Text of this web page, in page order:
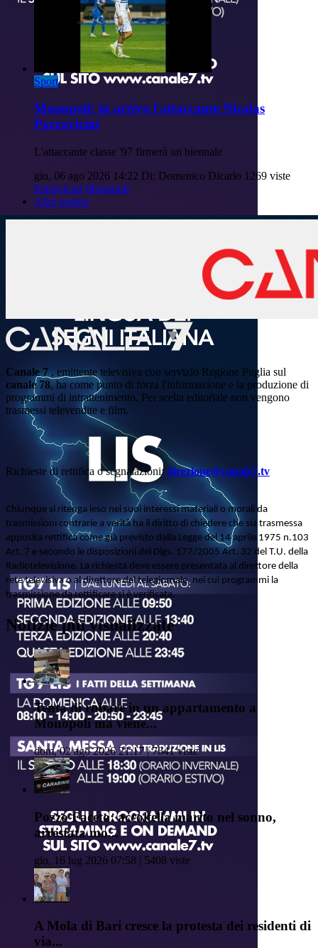
Sport
Monopoli: in arrivo l'attaccante Nicolas
Parravicini
L'attaccante classe '97 firmerà un biennale
gio, 06 ago 2026 14:22 Di: Domenico Dicarlo 1269 viste
Parravicini Monopoli
Altre notizie
Canale 7, emittente televisiva con servizio Regione Puglia sul
canale 78, ha come punto di forza l'informazione e la produzione di
programmi di intrattenimento. Per scelta editoriale non vengono
trasmessi televendite e film.
Richieste di rettifica o segnalazioni: direzione@canale7.tv
Chiunque si ritenga leso nei suoi interessi materiali o morali da
trasmissioni contrarie a verità ha il diritto di chiedere che sia trasmessa
apposita rettifica come già previsto dalla Legge del 14 aprile 1975 n.103
Art. 7 e secondo le disposizioni del Dlgs. 177/2005 Art. 32 del T.U. della
Radiotelevisione. La richiesta deve essere presentata al direttore della
rete televisiva o al direttore del telegiornale, nei cui programmi la
trasmissione da rettificare si è verificata.
Notizie più visualizzate
Tenta di rubare in un appartamento a
Monopoli ma viene...
dom, 02 ago 2026 21:17 | 7641 viste
Pozzo Faceto: accoltella marito nel sonno,
arrestata mo...
gio, 16 lug 2026 07:58 | 5408 viste
A Mola di Bari cresce la protesta dei residenti di
via...